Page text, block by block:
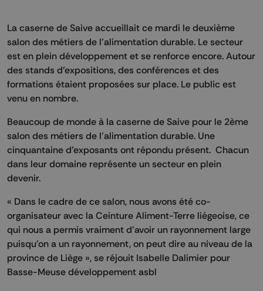
La caserne de Saive accueillait ce mardi le deuxième
salon des métiers de l’alimentation durable. Le secteur
est en plein développement et se renforce encore. Autour
des stands d’expositions, des conférences et des
formations étaient proposées sur place. Le public est
venu en nombre.
Beaucoup de monde à la caserne de Saive pour le 2ème
salon des métiers de l’alimentation durable. Une
cinquantaine d’exposants ont répondu présent. Chacun
dans leur domaine représente un secteur en plein
devenir.
« Dans le cadre de ce salon, nous avons été co-
organisateur avec la Ceinture Aliment-Terre liégeoise, ce
qui nous a permis vraiment d'avoir un rayonnement large
puisqu'on a un rayonnement, on peut dire au niveau de la
province de Liège », se réjouit Isabelle Dalimier pour
Basse-Meuse développement asbl